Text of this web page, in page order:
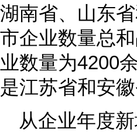
湖南省、山东
市企业数量总
业数量为4200
是江苏省和安徽
从企业年度